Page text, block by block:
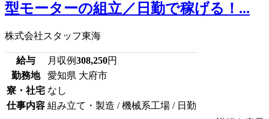
型モーターの組立／日勤で稼げる！...
株式会社スタッフ東海
給与 月収例308,250円
勤務地
愛知県 大府市
寮・社宅 なし
仕事内容 組み立て・製造 / 機械系工場 / 日勤